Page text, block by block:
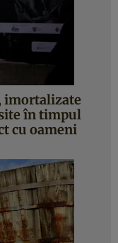
imortalizate
în timpul
cu oameni